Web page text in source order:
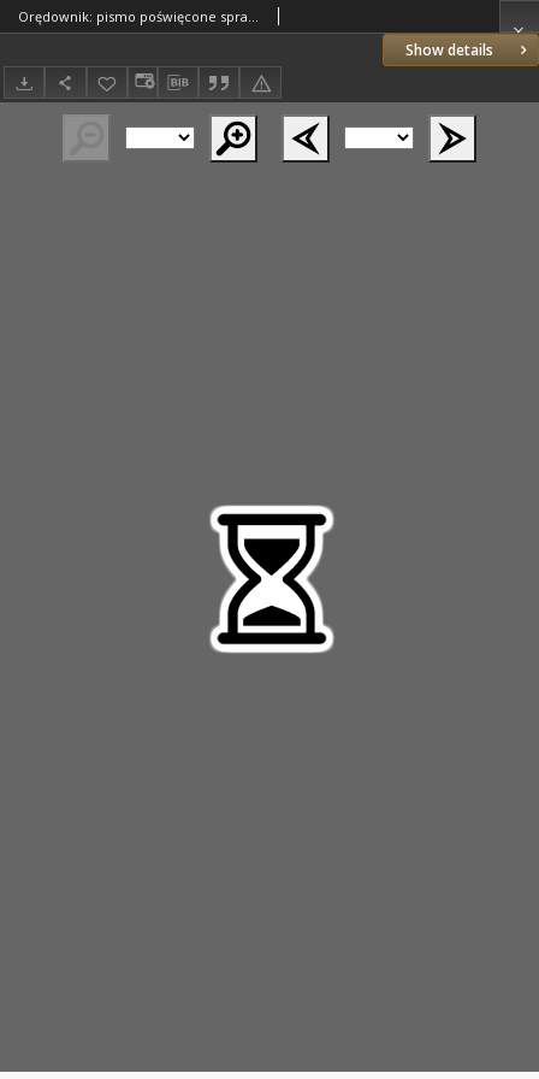
Show details
Orędownik: pismo poświęcone sprawom politycznym i spółecznym 1885.09.16 R.15 Nr210